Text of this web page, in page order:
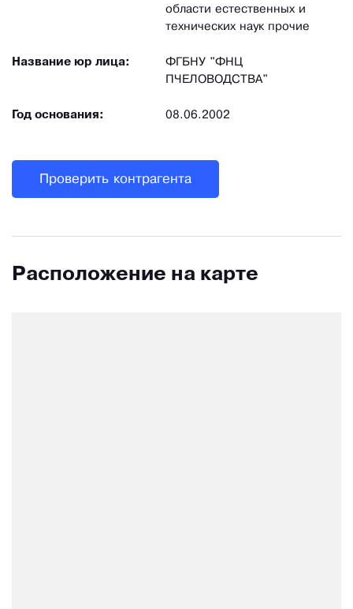
области естественных и
технических наук прочие
Название юр лица:
ФГБНУ "ФНЦ
ПЧЕЛОВОДСТВА"
Год основания: 08.06.2002
Проверить контрагента
Расположение на карте